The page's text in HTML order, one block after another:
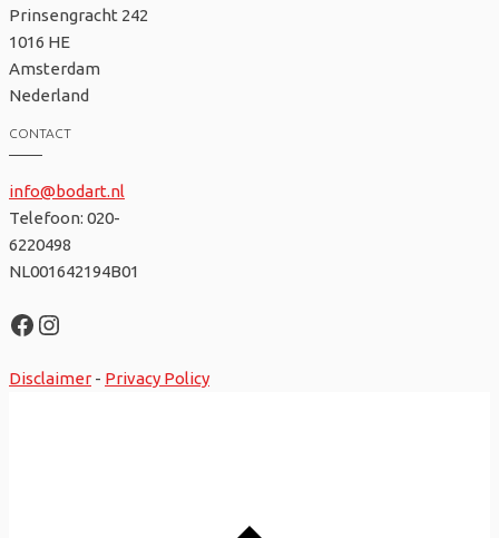
Prinsengracht 242
1016 HE
Amsterdam
Nederland
CONTACT
info@bodart.nl
Telefoon: 020-
6220498
NL001642194B01
Facebook
Instagram
Disclaimer - Privacy Policy